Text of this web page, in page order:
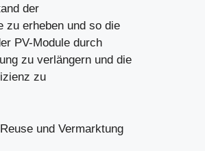
der
zu erheben und so die
PV-Module durch
zu verlängern und die
zu
und Vermarktung